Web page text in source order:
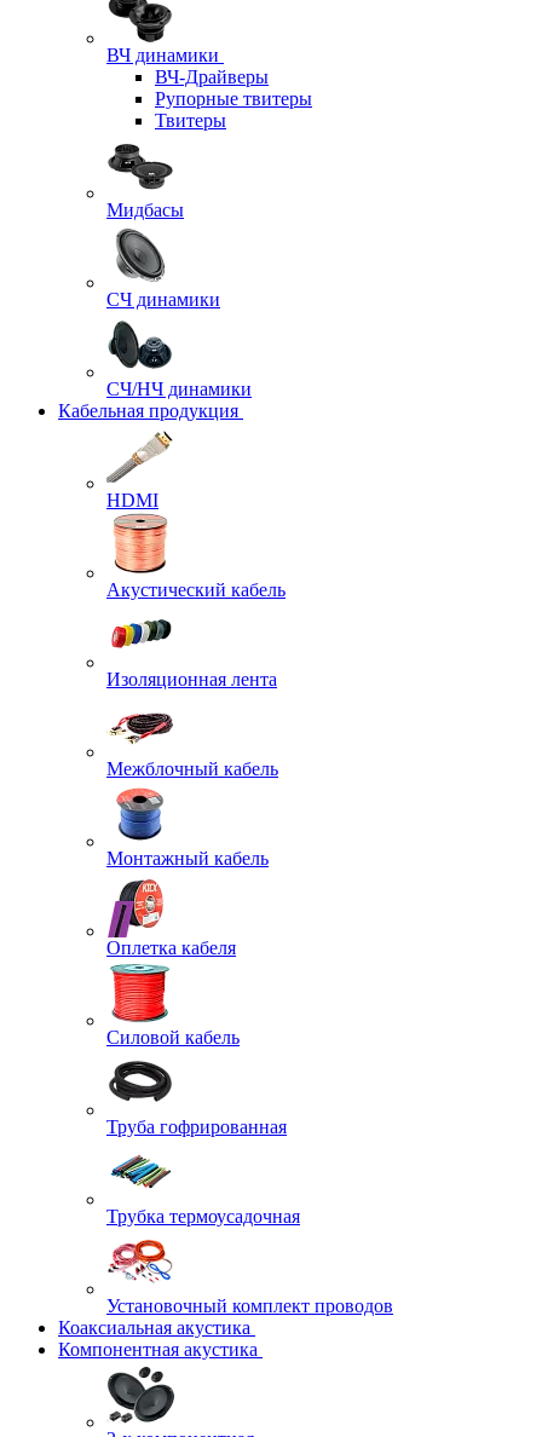
ВЧ динамики
ВЧ-Драйверы
Рупорные твитеры
Твитеры
Мидбасы
СЧ динамики
СЧ/НЧ динамики
Кабельная продукция
HDMI
Акустический кабель
Изоляционная лента
Межблочный кабель
Монтажный кабель
Оплетка кабеля
Силовой кабель
Труба гофрированная
Трубка термоусадочная
Установочный комплект проводов
Коаксиальная акустика
Компонентная акустика